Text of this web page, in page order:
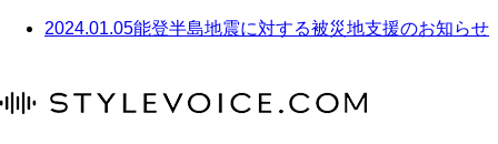
2024.01.05能登半島地震に対する被災地支援のお知らせ